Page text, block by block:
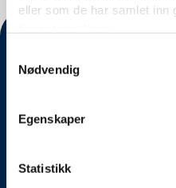
eller som de har samlet inn
Nødvendig
Egenskaper
Statistikk